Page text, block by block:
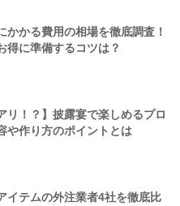
かかる費用の相場を徹底調査！
得に準備するコツは？
リ！？】披露宴で楽しめるプロ
や作り方のポイントとは
イテムの外注業者4社を徹底比